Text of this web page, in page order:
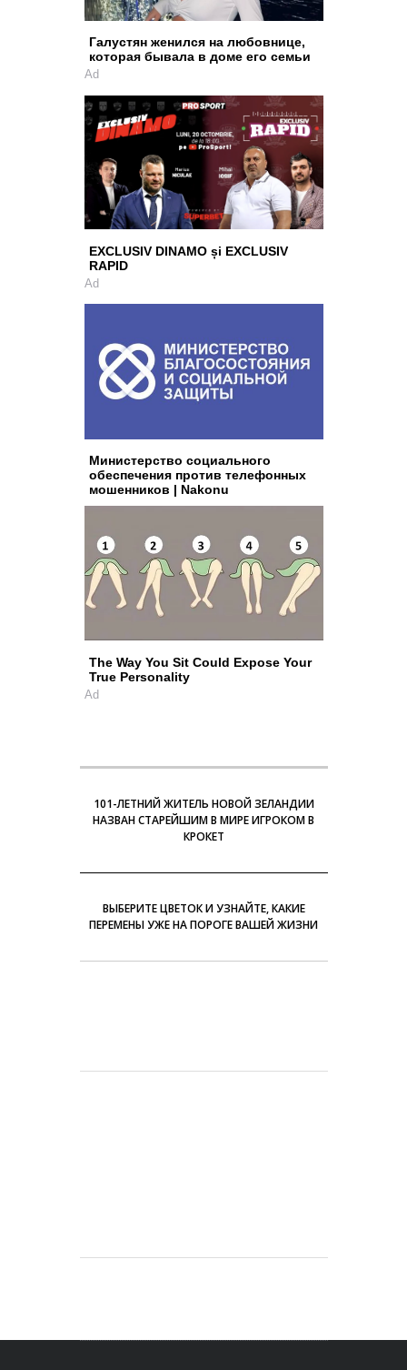
Галустян женился на любовнице,
которая бывала в доме его семьи
Ad
EXCLUSIV DINAMO și EXCLUSIV
RAPID
Ad
Министерство социального
обеспечения против телефонных
мошенников | Nakonu
The Way You Sit Could Expose Your
True Personality
Ad
101-ЛЕТНИЙ ЖИТЕЛЬ НОВОЙ ЗЕЛАНДИИ
НАЗВАН СТАРЕЙШИМ В МИРЕ ИГРОКОМ В
КРОКЕТ
ВЫБЕРИТЕ ЦВЕТОК И УЗНАЙТЕ, КАКИЕ
ПЕРЕМЕНЫ УЖЕ НА ПОРОГЕ ВАШЕЙ ЖИЗНИ